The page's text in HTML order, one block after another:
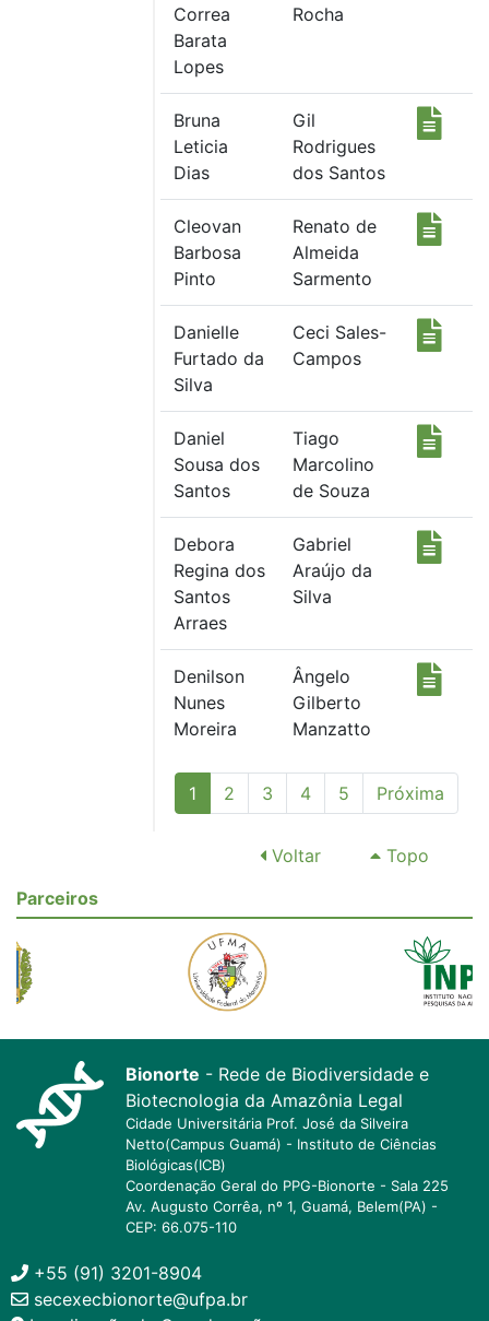
Correa
Barata
Lopes
Rocha
Bruna
Leticia
Dias
Gil
Rodrigues
dos Santos
Cleovan
Barbosa
Pinto
Renato de
Almeida
Sarmento
Danielle
Furtado da
Silva
Ceci Sales-
Campos
Daniel
Sousa dos
Santos
Tiago
Marcolino
de Souza
Debora
Regina dos
Santos
Arraes
Gabriel
Araújo da
Silva
Denilson
Nunes
Moreira
Ângelo
Gilberto
Manzatto
1 (current)
2 3 4 5 Próxima
Voltar
Topo
Parceiros
Bionorte - Rede de Biodiversidade e
Biotecnologia da Amazônia Legal
Cidade Universitária Prof. José da Silveira
Netto(Campus Guamá) - Instituto de Ciências
Biológicas(ICB)
Coordenação Geral do PPG-Bionorte - Sala 225
Av. Augusto Corrêa, nº 1, Guamá, Belem(PA) -
CEP: 66.075-110
+55 (91) 3201-8904
secexecbionorte@ufpa.br